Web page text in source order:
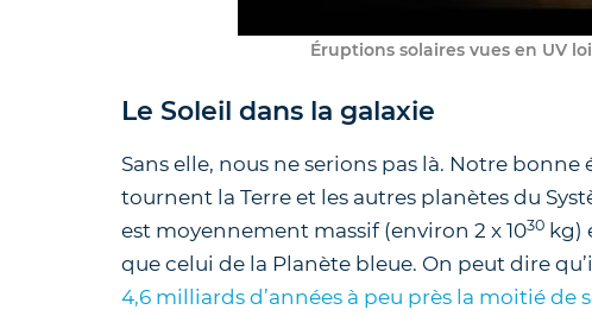
Éruptions solaires vues en UV
Le Soleil dans la galaxie
Sans elle, nous ne serions pas là. Notre
tournent la Terre et les autres planètes du
est moyennement massif (environ 2 x 1030 kg)
que celui de la Planète bleue. On peut dire
4,6 milliards d’années à peu près la moitié de